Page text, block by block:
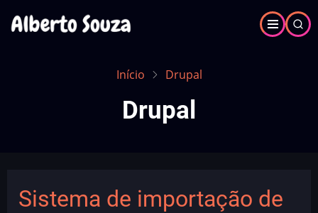
para
Início Drupal
Drupal
Sistema de importação de